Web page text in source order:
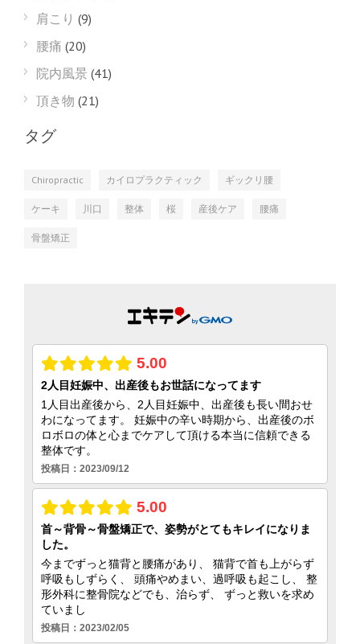
肩こり (9)
腰痛 (20)
院内風景 (41)
頂き物 (21)
タグ
Chiropractic カイロプラクティック ギックリ腰
ケーキ 川口 整体 桜 産後ケア 腰痛
骨盤矯正